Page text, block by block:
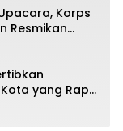
Korps
Resmikan
yang Rapi